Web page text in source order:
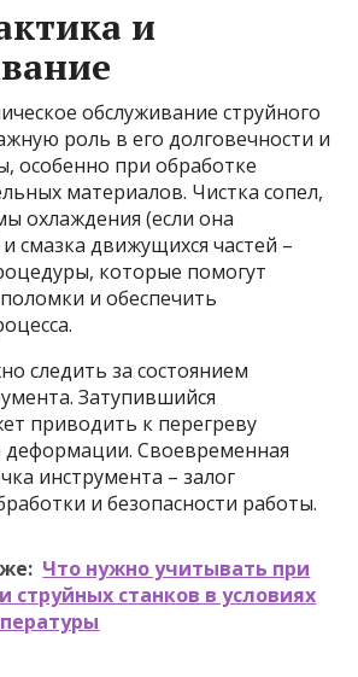
и
обслуживание струйного
роль в его долговечности и
особенно при обработке
материалов. Чистка сопел,
охлаждения (если она
смазка движущихся частей –
которые помогут
и обеспечить
следить за состоянием
Затупившийся
приводить к перегреву
деформации. Своевременная
инструмента – залог
и безопасности работы.
Что нужно учитывать при
струйных станков в условиях